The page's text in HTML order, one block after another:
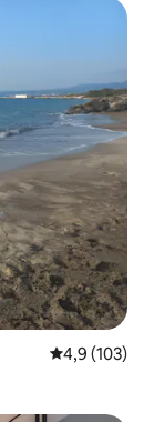
Note
4,9 (103)